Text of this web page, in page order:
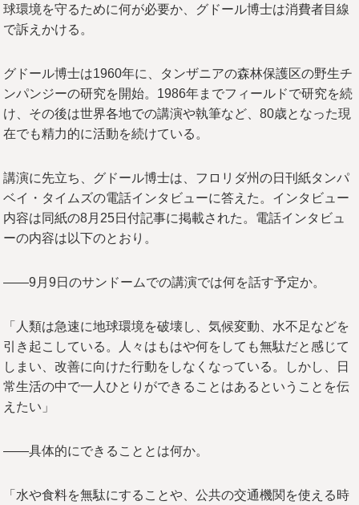
球環境を守るために何が必要か、グドール博士は消費者目線
で訴えかける。
グドール博士は1960年に、タンザニアの森林保護区の野生チ
ンパンジーの研究を開始。1986年までフィールドで研究を続
け、その後は世界各地での講演や執筆など、80歳となった現
在でも精力的に活動を続けている。
講演に先立ち、グドール博士は、フロリダ州の日刊紙タンパ
ベイ・タイムズの電話インタビューに答えた。インタビュー
内容は同紙の8月25日付記事に掲載された。電話インタビュ
ーの内容は以下のとおり。
――9月9日のサンドームでの講演では何を話す予定か。
「人類は急速に地球環境を破壊し、気候変動、水不足などを
引き起こしている。人々はもはや何をしても無駄だと感じて
しまい、改善に向けた行動をしなくなっている。しかし、日
常生活の中で一人ひとりができることはあるということを伝
えたい」
――具体的にできることとは何か。
「水や食料を無駄にすることや、公共の交通機関を使える時